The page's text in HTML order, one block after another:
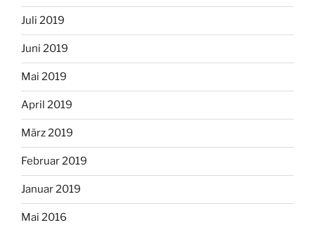
Juli 2019
Juni 2019
Mai 2019
April 2019
März 2019
Februar 2019
Januar 2019
Mai 2016